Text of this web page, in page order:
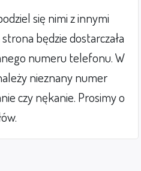
się nimi z innymi
będzie dostarczała
numeru telefonu. W
nieznany numer
czy nękanie. Prosimy o